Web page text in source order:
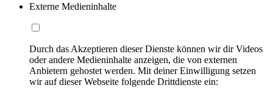
Externe Medieninhalte
Durch das Akzeptieren dieser Dienste können wir dir Videos
oder andere Medieninhalte anzeigen, die von externen
Anbietern gehostet werden. Mit deiner Einwilligung setzen
wir auf dieser Webseite folgende Drittdienste ein: